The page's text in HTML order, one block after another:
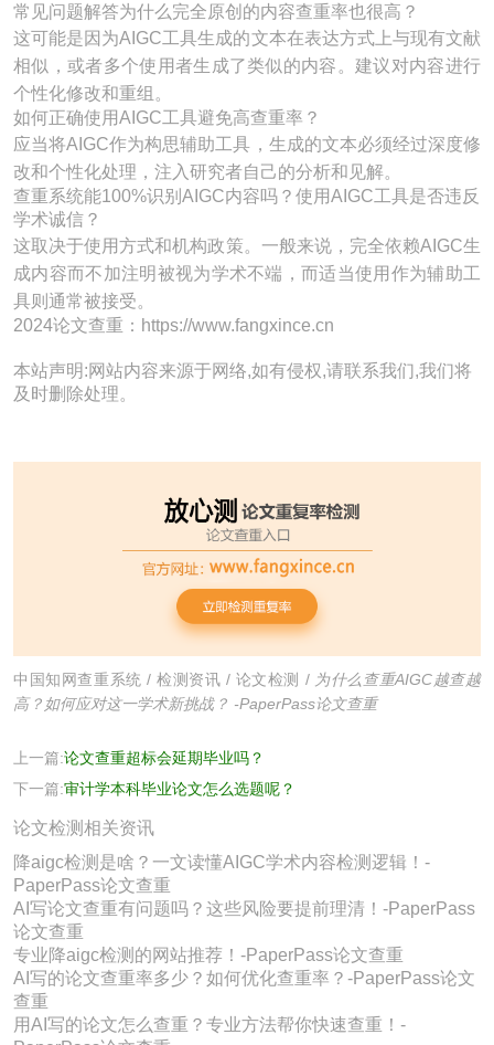
常见问题解答为什么完全原创的内容查重率也很高？
这可能是因为AIGC工具生成的文本在表达方式上与现有文献
相似，或者多个使用者生成了类似的内容。建议对内容进行
个性化修改和重组。
如何正确使用AIGC工具避免高查重率？
应当将AIGC作为构思辅助工具，生成的文本必须经过深度修
改和个性化处理，注入研究者自己的分析和见解。
查重系统能100%识别AIGC内容吗？使用AIGC工具是否违反
学术诚信？
这取决于使用方式和机构政策。一般来说，完全依赖AIGC生
成内容而不加注明被视为学术不端，而适当使用作为辅助工
具则通常被接受。
2024论文查重：https://www.fangxince.cn
本站声明:网站内容来源于网络,如有侵权,请联系我们,我们将
及时删除处理。
中国知网查重系统 /检测资讯 / 论文检测 / 为什么查重AIGC越查越
高？如何应对这一学术新挑战？ -PaperPass论文查重
上一篇:论文查重超标会延期毕业吗？
下一篇:审计学本科毕业论文怎么选题呢？
论文检测相关资讯
降aigc检测是啥？一文读懂AIGC学术内容检测逻辑！-
PaperPass论文查重
AI写论文查重有问题吗？这些风险要提前理清！-PaperPass
论文查重
专业降aigc检测的网站推荐！-PaperPass论文查重
AI写的论文查重率多少？如何优化查重率？-PaperPass论文
查重
用AI写的论文怎么查重？专业方法帮你快速查重！-